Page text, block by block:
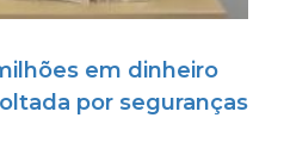
em dinheiro
por seguranças